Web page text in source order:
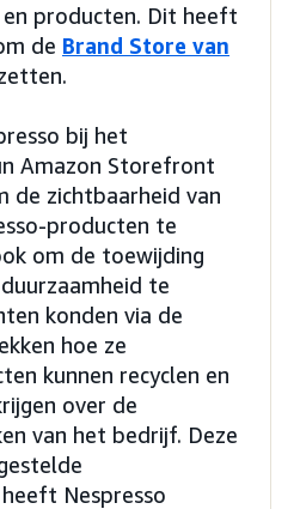
en producten. Dit heeft
de Brand Store van
bij het
Amazon Storefront
de zichtbaarheid van
producten te
om de toewijding
te
konden via de
hoe ze
kunnen recyclen en
over de
van het bedrijf. Deze
Nespresso